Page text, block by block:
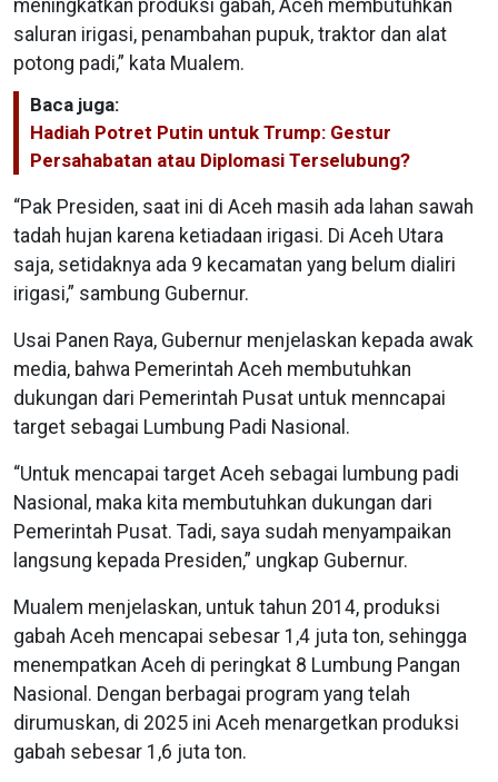
meningkatkan produksi gabah, Aceh membutuhkan
saluran irigasi, penambahan pupuk, traktor dan alat
potong padi,” kata Mualem.
Baca juga:
Hadiah Potret Putin untuk Trump: Gestur
Persahabatan atau Diplomasi Terselubung?
“Pak Presiden, saat ini di Aceh masih ada lahan sawah
tadah hujan karena ketiadaan irigasi. Di Aceh Utara
saja, setidaknya ada 9 kecamatan yang belum dialiri
irigasi,” sambung Gubernur.
Usai Panen Raya, Gubernur menjelaskan kepada awak
media, bahwa Pemerintah Aceh membutuhkan
dukungan dari Pemerintah Pusat untuk menncapai
target sebagai Lumbung Padi Nasional.
“Untuk mencapai target Aceh sebagai lumbung padi
Nasional, maka kita membutuhkan dukungan dari
Pemerintah Pusat. Tadi, saya sudah menyampaikan
langsung kepada Presiden,” ungkap Gubernur.
Mualem menjelaskan, untuk tahun 2014, produksi
gabah Aceh mencapai sebesar 1,4 juta ton, sehingga
menempatkan Aceh di peringkat 8 Lumbung Pangan
Nasional. Dengan berbagai program yang telah
dirumuskan, di 2025 ini Aceh menargetkan produksi
gabah sebesar 1,6 juta ton.